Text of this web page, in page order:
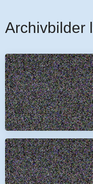
Archivbilder